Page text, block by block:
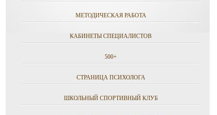
МЕТОДИЧЕСКАЯ РАБОТА
КАБИНЕТЫ СПЕЦИАЛИСТОВ
500+
СТРАНИЦА ПСИХОЛОГА
ШКОЛЬНЫЙ СПОРТИВНЫЙ КЛУБ